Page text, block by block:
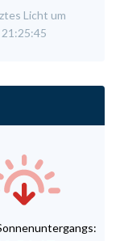
Licht um
21:25:45